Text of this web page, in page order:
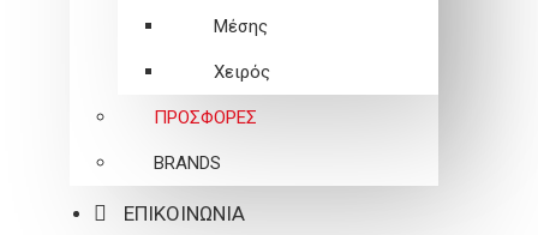
Μέσης
Χειρός
ΠΡΟΣΦΟΡΕΣ
BRANDS
ΕΠΙΚΟΙΝΩΝΙΑ